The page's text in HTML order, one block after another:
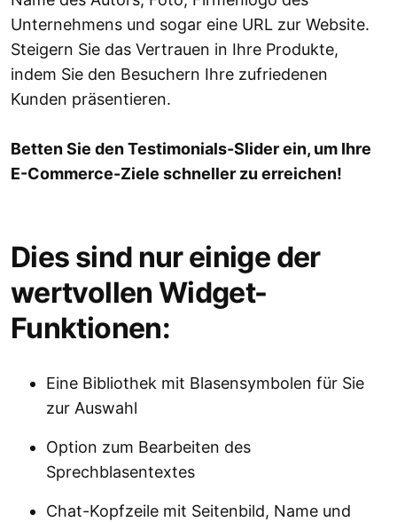
Unternehmens und sogar eine URL zur Website.
Steigern Sie das Vertrauen in Ihre Produkte,
indem Sie den Besuchern Ihre zufriedenen
Kunden präsentieren.
Betten Sie den Testimonials-Slider ein, um Ihre
E-Commerce-Ziele schneller zu erreichen!
Dies sind nur einige der
wertvollen Widget-
Funktionen:
Eine Bibliothek mit Blasensymbolen für Sie
zur Auswahl
Option zum Bearbeiten des
Sprechblasentextes
Chat-Kopfzeile mit Seitenbild, Name und